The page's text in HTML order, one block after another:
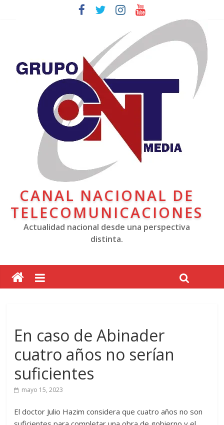
CANAL NACIONAL DE
TELECOMUNICACIONES
Actualidad nacional desde una perspectiva
distinta.
En caso de Abinader
cuatro años no serían
suficientes
mayo 15, 2023
El doctor Julio Hazim considera que cuatro años no son